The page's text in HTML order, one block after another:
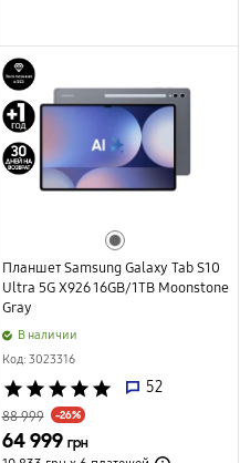
Планшет Samsung Galaxy Tab S10
Ultra 5G X926 16GB/1TB Moonstone
Gray
B наличии
Код: 3023316
star star star star star 52
88 999 -26%
64 999 грн